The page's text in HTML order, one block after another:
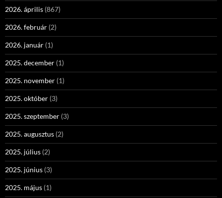
2026. április (867)
2026. február (2)
2026. január (1)
2025. december (1)
2025. november (1)
2025. október (3)
2025. szeptember (3)
2025. augusztus (2)
2025. július (2)
2025. június (3)
2025. május (1)